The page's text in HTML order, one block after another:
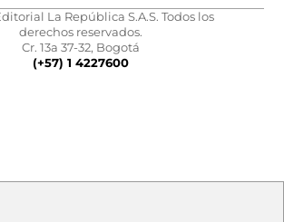
La República S.A.S. Todos los
derechos reservados.
Cr. 13a 37-32, Bogotá
(+57) 1 4227600